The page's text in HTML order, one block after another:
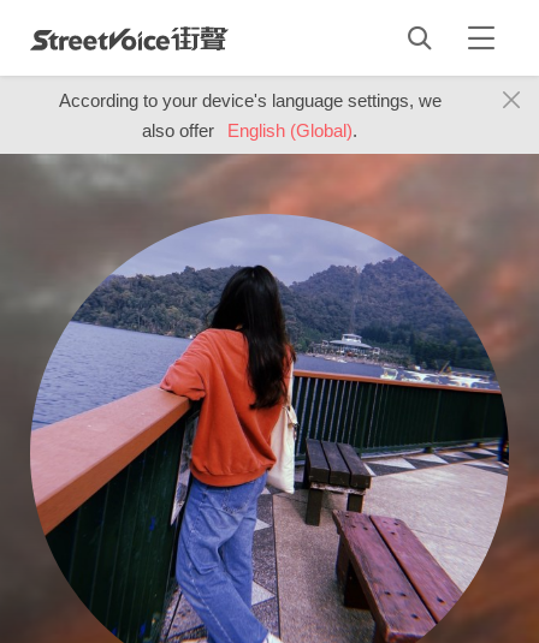
According to your device's language settings, we
also offer
English (Global).